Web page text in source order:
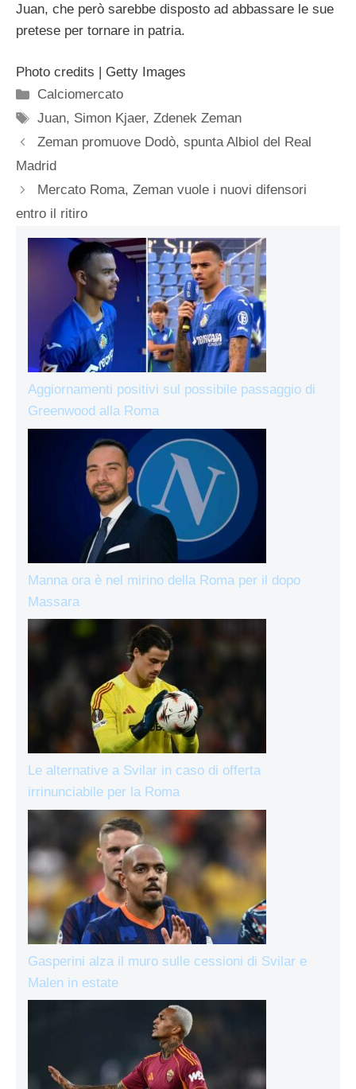
Juan, che però sarebbe disposto ad abbassare le sue
pretese per tornare in patria.
Photo credits | Getty Images
Categorie
Calciomercato
Tag
Juan, Simon Kjaer,Zdenek Zeman
Zeman promuove Dodò, spunta Albiol del Real
Madrid
Mercato Roma, Zeman vuole i nuovi difensori
entro il ritiro
Aggiornamenti positivi sul possibile passaggio di
Greenwood alla Roma
Manna ora è nel mirino della Roma per il dopo
Massara
Le alternative a Svilar in caso di offerta
irrinunciabile per la Roma
Gasperini alza il muro sulle cessioni di Svilar e
Malen in estate